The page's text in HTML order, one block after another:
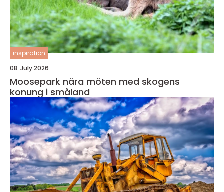
inspiration
08. July 2026
Moosepark nära möten med skogens
konung i småland